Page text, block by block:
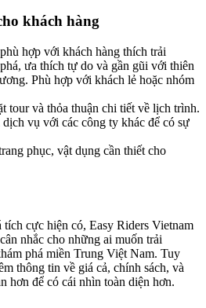
khách hàng
hợp với khách hàng thích trải
ưa thích tự do và gần gũi với thiên
Phù hợp với khách lẻ hoặc nhóm
tour và thỏa thuận chi tiết về lịch trình.
dịch vụ với các công ty khác để có sự
phục, vật dụng cần thiết cho
tích cực hiện có, Easy Riders Vietnam
nhắc cho những ai muốn trải
phá miền Trung Việt Nam. Tuy
thông tin về giá cả, chính sách, và
hơn để có cái nhìn toàn diện hơn.